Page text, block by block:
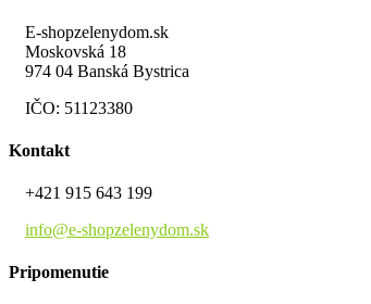
E-shopzelenydom.sk
Moskovská 18
974 04 Banská Bystrica
IČO: 51123380
Kontakt
+421 915 643 199
info@e-shopzelenydom.sk
Pripomenutie